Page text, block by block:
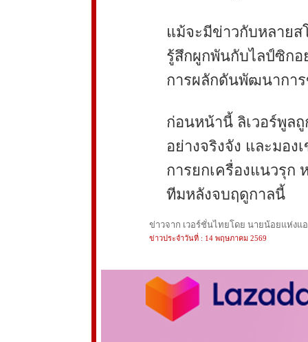
แม้จะมีข่าวกับหลายส
รู้สึกผูกพันกับไลป์ซิก
การผลักดันพัฒนากา
ก่อนหน้านี้ ลิเวอร์พูล
อย่างจริงจัง และมอ
การยกเครื่องแนวรุก
ทีมหลังจบฤดูกาลนี้
ข่าวจาก เวอร์ชั่นไทยโดย นายน้อยแห่งแ
ข่าวประจำวันที่ : 14 พฤษภาคม 2569